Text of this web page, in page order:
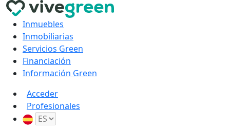
Inmuebles
Inmobiliarias
Servicios Green
Financiación
Información Green
Acceder
Profesionales